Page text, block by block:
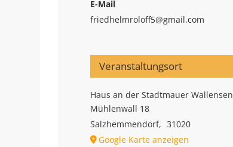
E-Mail
friedhelmroloff5@gmail.com
Veranstaltungsort
Haus an der Stadtmauer Wallensen
Mühlenwall 18
Salzhemmendorf, 31020
Google Karte anzeigen